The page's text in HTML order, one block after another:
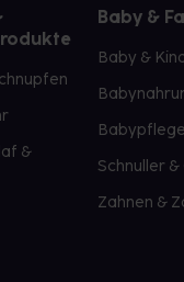
&
Baby &
Baby &
Babypflege
Schnuller &
Zahnen &